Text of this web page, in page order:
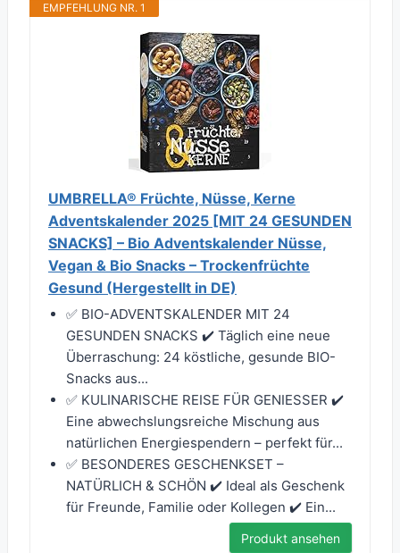
EMPFEHLUNG NR. 1
UMBRELLA® Früchte, Nüsse, Kerne
Adventskalender 2025 [MIT 24 GESUNDEN
SNACKS] – Bio Adventskalender Nüsse,
Vegan & Bio Snacks – Trockenfrüchte
Gesund (Hergestellt in DE)
✅ BIO-ADVENTSKALENDER MIT 24
GESUNDEN SNACKS ✔️ Täglich eine neue
Überraschung: 24 köstliche, gesunde BIO-
Snacks aus...
✅ KULINARISCHE REISE FÜR GENIESSER ✔️
Eine abwechslungsreiche Mischung aus
natürlichen Energiespendern – perfekt für...
✅ BESONDERES GESCHENKSET –
NATÜRLICH & SCHÖN ✔️ Ideal als Geschenk
für Freunde, Familie oder Kollegen ✔️ Ein...
Produkt ansehen